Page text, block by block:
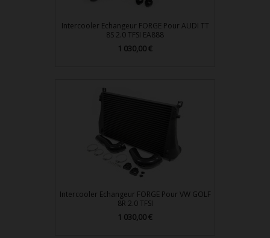
Intercooler Echangeur FORGE Pour AUDI TT
8S 2.0 TFSI EA888
Prix
1 030,00 €
Intercooler Echangeur FORGE Pour VW GOLF
8R 2.0 TFSI
Prix
1 030,00 €